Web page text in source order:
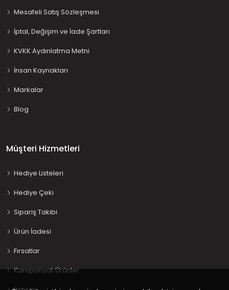
Mesafeli Satış Sözleşmesi
İptal, Değişim ve İade Şartları
KVKK Aydınlatma Metni
İnsan Kaynakları
Markalar
Blog
Müşteri Hizmetleri
Hediye Listeleri
Hediye Çeki
Sipariş Takibi
Ürün İadesi
Fırsatlar
Kampanyalı Ürünler